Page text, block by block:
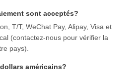
sont acceptés?
T/T, WeChat Pay, Alipay, Visa et
(contactez-nous pour vérifier la
pays).
américains?